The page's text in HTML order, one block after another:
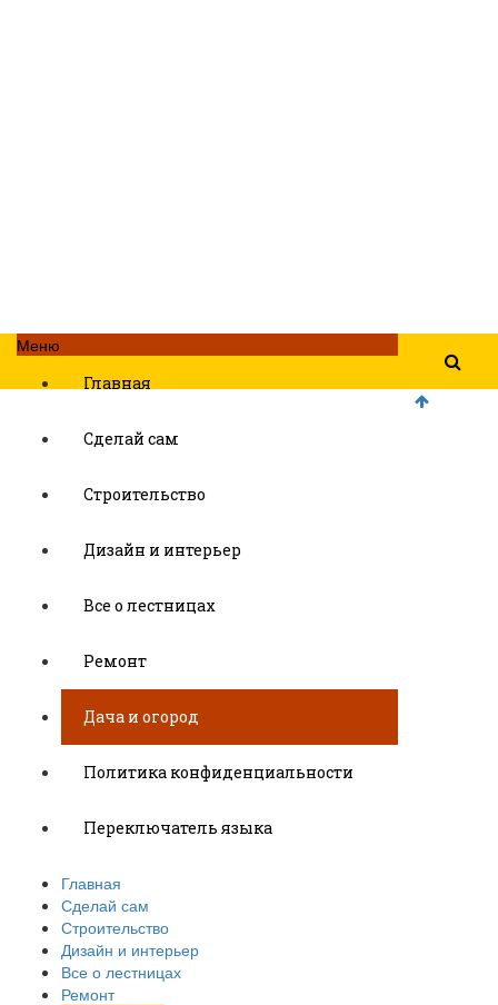
Меню
Главная
Сделай сам
Строительство
Дизайн и интерьер
Все о лестницах
Ремонт
Дача и огород
Политика конфиденциальности
Переключатель языка
Главная
Сделай сам
Строительство
Дизайн и интерьер
Все о лестницах
Ремонт